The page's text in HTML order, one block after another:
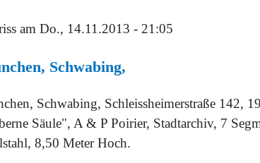
am Do., 14.11.2013 - 21:05
Schwabing,
Schwabing, Schleissheimerstraße 142,
Säule", A & P Poirier, Stadtarchiv, 7
8,50 Meter Hoch.